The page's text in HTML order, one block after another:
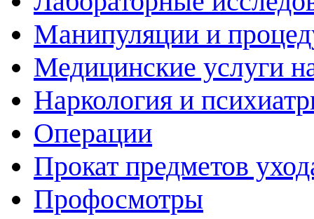
Манипуляции и
Медицинские услуги
Наркология и
Операции
Прокат предметов
Профосмотры